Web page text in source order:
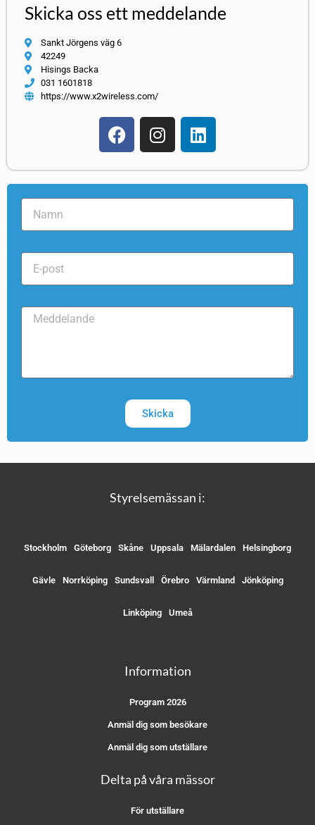
Skicka oss ett meddelande
Sankt Jörgens väg 6
42249
Hisings Backa
031 1601818
https://www.x2wireless.com/
Skicka
Styrelsemässan i:
Stockholm Göteborg Skåne Uppsala Mälardalen Helsingborg
Gävle Norrköping Sundsvall Örebro Värmland Jönköping
Linköping Umeå
Information
Program 2026
Anmäl dig som besökare
Anmäl dig som utställare
Delta på våra mässor
För utställare